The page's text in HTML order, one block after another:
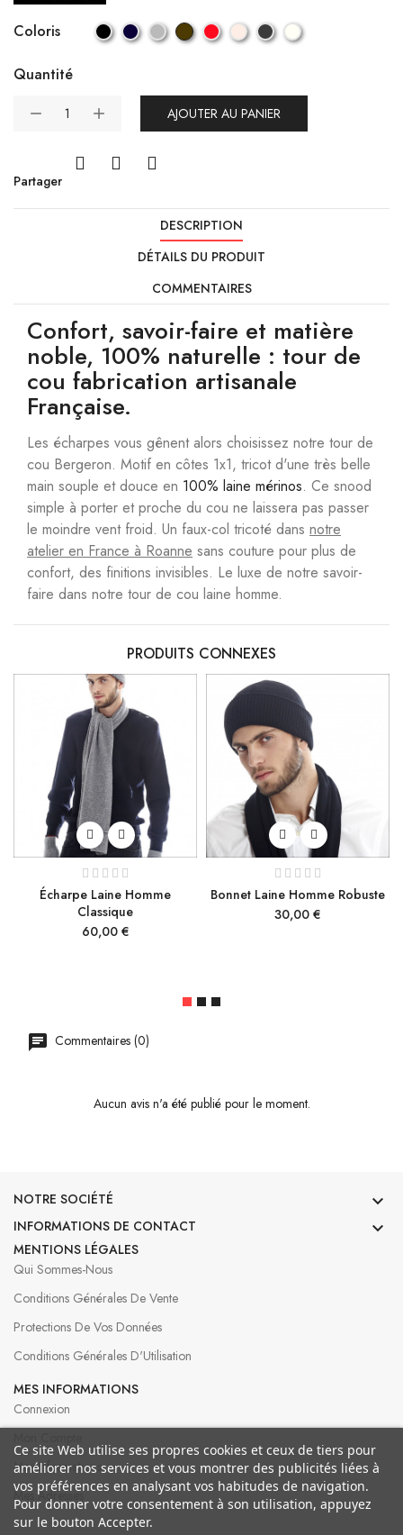
Coloris
Quantité
AJOUTER AU PANIER
Partager
DESCRIPTION
DÉTAILS DU PRODUIT
COMMENTAIRES
Confort, savoir-faire et matière
noble, 100% naturelle : tour de
cou fabrication artisanale
Française.
Les écharpes vous gênent alors choisissez notre tour de
cou Bergeron. Motif en côtes 1x1, tricot d'une très belle
main souple et douce en 100% laine mérinos. Ce snood
simple à porter et proche du cou ne laissera pas passer
le moindre vent froid. Un faux-col tricoté dans notre
atelier en France à Roanne sans couture pour plus de
confort, des finitions invisibles. Le luxe de notre savoir-
faire dans notre tour de cou laine homme.
PRODUITS CONNEXES
Écharpe Laine Homme
Classique
Prix
60,00 €
Bonnet Laine Homme Robuste
Prix
30,00 €
Commentaires (0)
Aucun avis n'a été publié pour le moment.
NOTRE SOCIÉTÉ 
INFORMATIONS DE CONTACT 
MENTIONS LÉGALES
Qui Sommes-Nous
Conditions Générales De Vente
Protections De Vos Données
Conditions Générales D'Utilisation
MES INFORMATIONS
Connexion
Mes Informations
Mes Adresses
Ce site Web utilise ses propres cookies et ceux de tiers pour
améliorer nos services et vous montrer des publicités liées à
vos préférences en analysant vos habitudes de navigation.
Pour donner votre consentement à son utilisation, appuyez
sur le bouton Accepter.